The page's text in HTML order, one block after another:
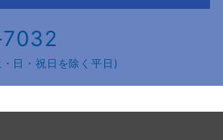
日・祝日を除く平日)